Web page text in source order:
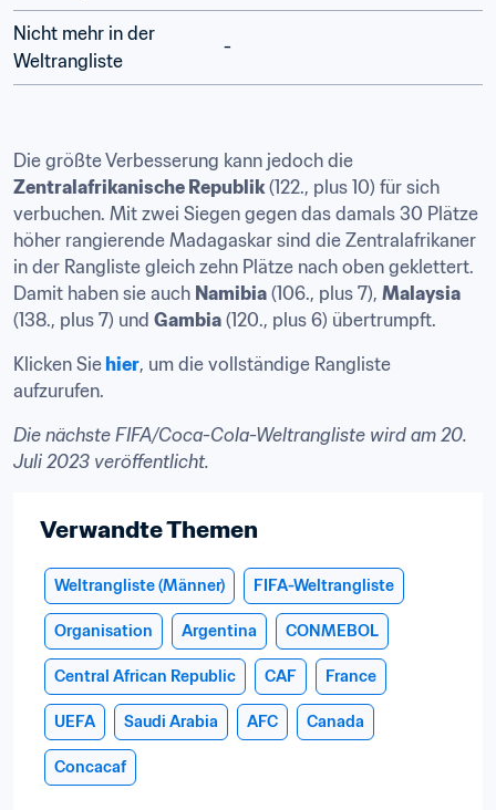
Nicht mehr in der
Weltrangliste
-
Zentralafrikanische Republik (122., plus 10) für sich
verbuchen. Mit zwei Siegen gegen das damals 30 Plätze
höher rangierende Madagaskar sind die Zentralafrikaner
in der Rangliste gleich zehn Plätze nach oben geklettert.
Damit haben sie auch Namibia (106., plus 7),
(138., plus 7) und Gambia (120., plus 6) übertrumpft.
Klicken Sie hier, um die vollständige Rangliste
aufzurufen.
Die nächste FIFA/Coca-Cola-Weltrangliste wird am 20.
Juli 2023 veröffentlicht.
Verwandte Themen
Weltrangliste (Männer) FIFA-Weltrangliste
Organisation Argentina CONMEBOL
Central African Republic CAF France
UEFA Saudi Arabia AFC Canada
Concacaf